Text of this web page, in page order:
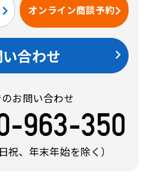
オンライン商談予約
合わせ
お問い合わせ
祝、年末年始を除く）